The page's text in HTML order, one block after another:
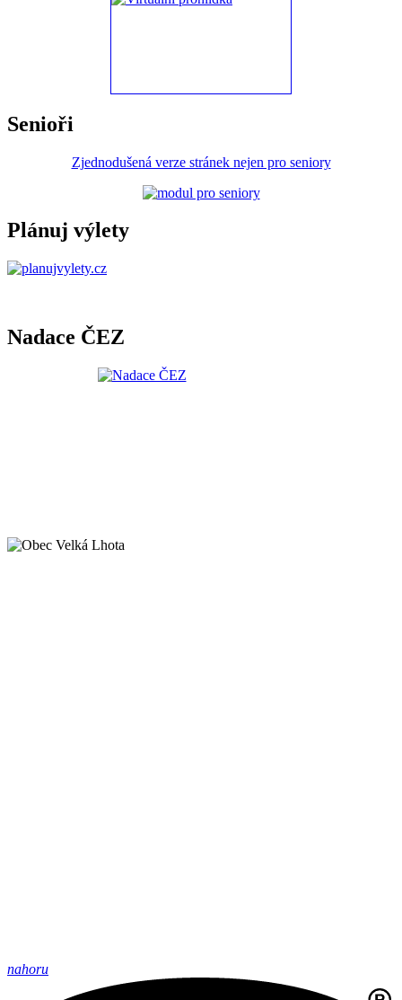
Senioři
Zjednodušená verze stránek nejen pro seniory
Plánuj výlety
Nadace ČEZ
nahoru